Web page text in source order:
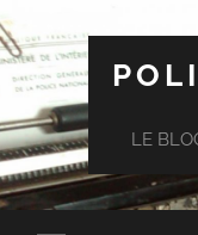
LE